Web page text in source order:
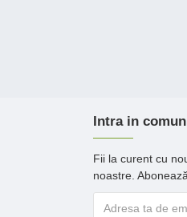
Intra in
Fii la curent cu
noastre.